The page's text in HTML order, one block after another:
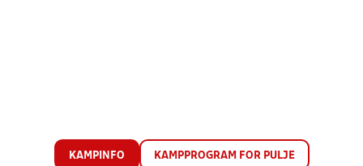
KAMPINFO KAMPPROGRAM FOR PULJE